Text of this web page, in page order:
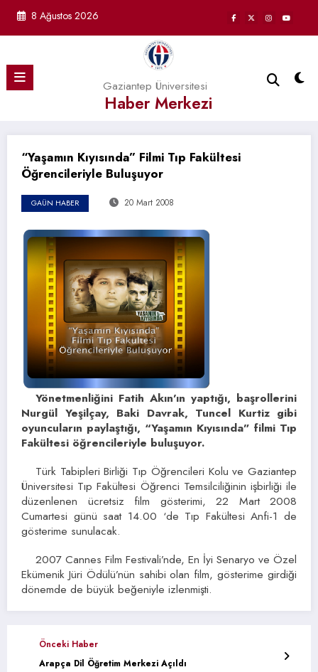
8 Ağustos 2026
Gaziantep Üniversitesi
Haber Merkezi
“Yaşamın Kıyısında” Filmi Tıp Fakültesi
Öğrencileriyle Buluşuyor
GAÜN HABER 20 Mart 2008
Yönetmenliğini Fatih Akın’ın yaptığı, başrollerini
Nurgül Yeşilçay, Baki Davrak, Tuncel Kurtiz gibi
oyuncuların paylaştığı, “Yaşamın Kıyısında” filmi Tıp
Fakültesi öğrencileriyle buluşuyor.
Türk Tabipleri Birliği Tıp Öğrencileri Kolu ve Gaziantep
Üniversitesi Tıp Fakültesi Öğrenci Temsilciliğinin işbirliği ile
düzenlenen ücretsiz film gösterimi, 22 Mart 2008
Cumartesi günü saat 14.00 ‘de Tıp Fakültesi Anfi-1 de
gösterime sunulacak.
2007 Cannes Film Festivali’nde, En İyi Senaryo ve Özel
Ekümenik Jüri Ödülü’nün sahibi olan film, gösterime girdiği
dönemde de büyük beğeniyle izlenmişti.
Önceki Haber
Arapça Dil Öğretim Merkezi Açıldı